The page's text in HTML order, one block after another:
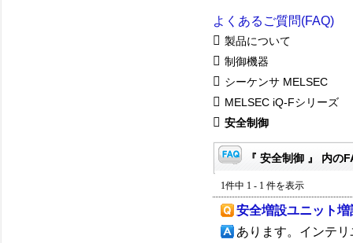
よくあるご質問(FAQ)
製品について
制御機器
シーケンサ MELSEC
MELSEC iQ-Fシリーズ
安全制御
『 安全制御 』 内の
1件中 1 - 1 件を表示
安全増設ユニット
あります。インテ